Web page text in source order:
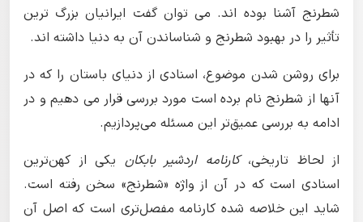
شطرنج آشنا بوده اند. می توان گفت ایرانیان بزرگ ترین
تأثیر را در بهبود شطرنج و شناساندن آن به دنیا داشته اند.
برای روشن شدن موضوع، اسنادی از دنیای باستان را که در
آنها از شطرنج نام برده است مورد بررسی قرار می دهیم و در
ادامه به بررسی عمیق‌تر این مسئله می‌پردازیم.
از لحاظ تاریخی،کارنامه اردشیر بابکان یکی از کهن‌ترین
اسنادی است که در آن از واژه «شطرنج» سخن رفته است.
شاید این خلاصه شده کارنامه مفصل‌تری است که اصل آن